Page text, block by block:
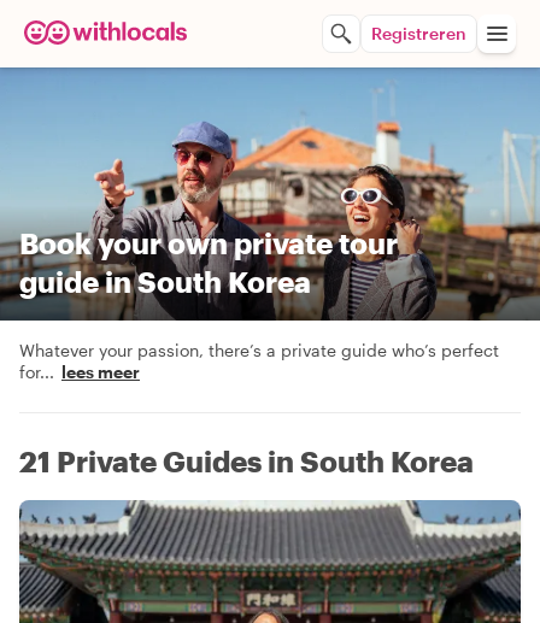
Registreren
Book your own private tour
guide in South Korea
Whatever your passion, there’s a private guide who’s perfect
for... lees meer
21 Private Guides in South Korea